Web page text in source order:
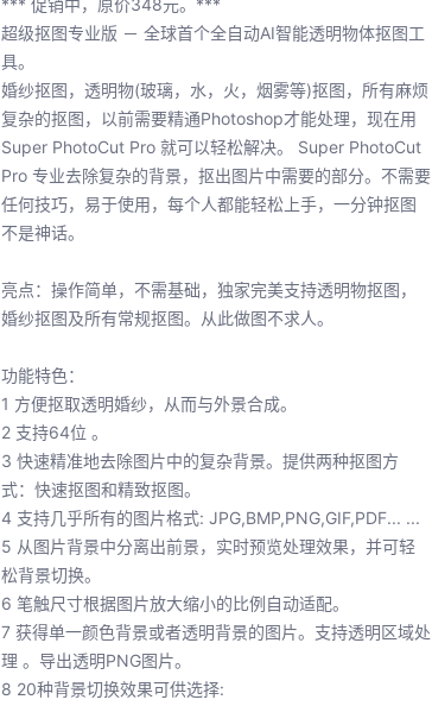
*** 促销中，原价348元。***
超级抠图专业版 － 全球首个全自动AI智能透明物体抠图工
具。
婚纱抠图，透明物(玻璃，水，火，烟雾等)抠图，所有麻烦
复杂的抠图，以前需要精通Photoshop才能处理，现在用
Super PhotoCut Pro 就可以轻松解决。 Super PhotoCut
Pro 专业去除复杂的背景，抠出图片中需要的部分。不需要
任何技巧，易于使用，每个人都能轻松上手，一分钟抠图
不是神话。
亮点：操作简单，不需基础，独家完美支持透明物抠图，
婚纱抠图及所有常规抠图。从此做图不求人。
功能特色：
1 方便抠取透明婚纱，从而与外景合成。
2 支持64位 。
3 快速精准地去除图片中的复杂背景。提供两种抠图方
式：快速抠图和精致抠图。
4 支持几乎所有的图片格式: JPG,BMP,PNG,GIF,PDF... ...
5 从图片背景中分离出前景，实时预览处理效果，并可轻
松背景切换。
6 笔触尺寸根据图片放大缩小的比例自动适配。
7 获得单一颜色背景或者透明背景的图片。支持透明区域处
理 。导出透明PNG图片。
8 20种背景切换效果可供选择: